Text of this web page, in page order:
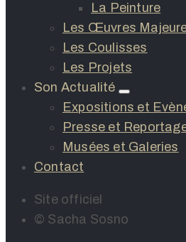
La Peinture
Les Œuvres
Les Coulisses
Les Projets
Son Actualité
Expositions et
Presse et
Musées et Galeries
Contact
Site officiel
© Sacha Sosno